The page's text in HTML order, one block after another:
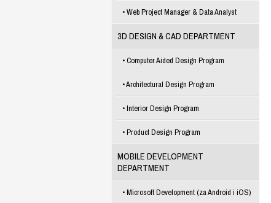
Web Project Manager & Data Analyst
3D DESIGN & CAD DEPARTMENT
Computer Aided Design Program
Architectural Design Program
Interior Design Program
Product Design Program
MOBILE DEVELOPMENT
DEPARTMENT
Microsoft Development (za Android i iOS)